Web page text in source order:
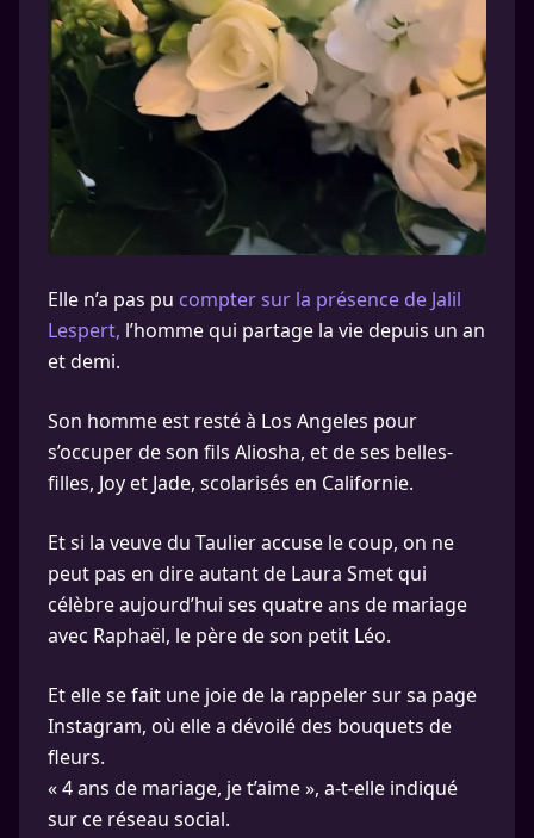
Elle n’a pas pu compter sur la présence de Jalil
Lespert, l’homme qui partage la vie depuis un an
et demi.
Son homme est resté à Los Angeles pour
s’occuper de son fils Aliosha, et de ses belles-
filles, Joy et Jade, scolarisés en Californie.
Et si la veuve du Taulier accuse le coup, on ne
peut pas en dire autant de Laura Smet qui
célèbre aujourd’hui ses quatre ans de mariage
avec Raphaël, le père de son petit Léo.
Et elle se fait une joie de la rappeler sur sa page
Instagram, où elle a dévoilé des bouquets de
fleurs.
« 4 ans de mariage, je t’aime », a-t-elle indiqué
sur ce réseau social.